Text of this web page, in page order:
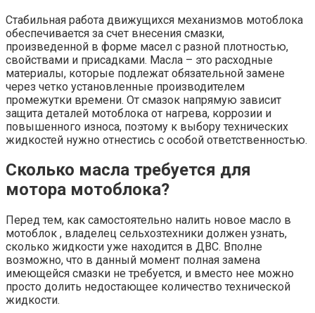
Стабильная работа движущихся механизмов мотоблока
обеспечивается за счет внесения смазки,
произведенной в форме масел с разной плотностью,
свойствами и присадками. Масла – это расходные
материалы, которые подлежат обязательной замене
через четко установленные производителем
промежутки времени. От смазок напрямую зависит
защита деталей мотоблока от нагрева, коррозии и
повышенного износа, поэтому к выбору технических
жидкостей нужно отнестись с особой ответственностью.
Сколько масла требуется для
мотора мотоблока?
Перед тем, как самостоятельно налить новое масло в
мотоблок , владелец сельхозтехники должен узнать,
сколько жидкости уже находится в ДВС. Вполне
возможно, что в данный момент полная замена
имеющейся смазки не требуется, и вместо нее можно
просто долить недостающее количество технической
жидкости.